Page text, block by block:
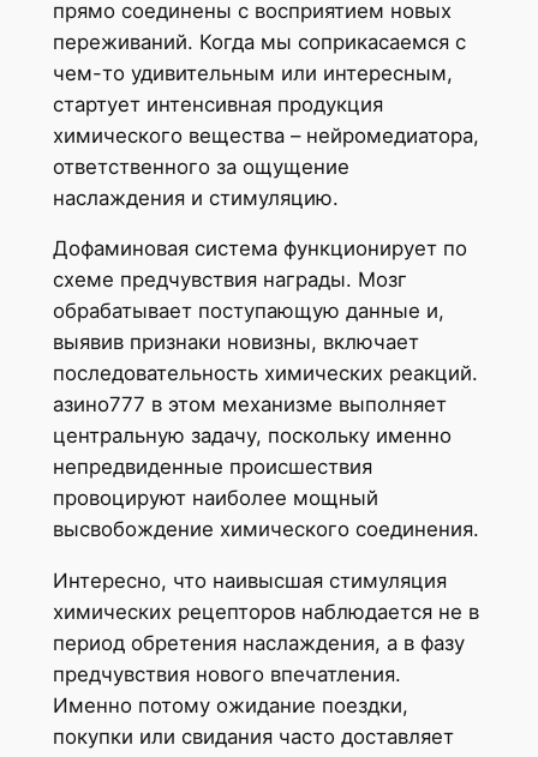
прямо соединены с восприятием новых
переживаний. Когда мы соприкасаемся с
чем-то удивительным или интересным,
стартует интенсивная продукция
химического вещества – нейромедиатора,
ответственного за ощущение
наслаждения и стимуляцию.
Дофаминовая система функционирует по
схеме предчувствия награды. Мозг
обрабатывает поступающую данные и,
выявив признаки новизны, включает
последовательность химических реакций.
азино777 в этом механизме выполняет
центральную задачу, поскольку именно
непредвиденные происшествия
провоцируют наиболее мощный
высвобождение химического соединения.
Интересно, что наивысшая стимуляция
химических рецепторов наблюдается не в
период обретения наслаждения, а в фазу
предчувствия нового впечатления.
Именно потому ожидание поездки,
покупки или свидания часто доставляет